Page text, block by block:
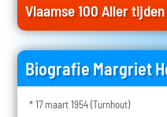
Vlaamse 100 Aller
Biografie Margriet
* 17 maart 1954 (Turnhout)